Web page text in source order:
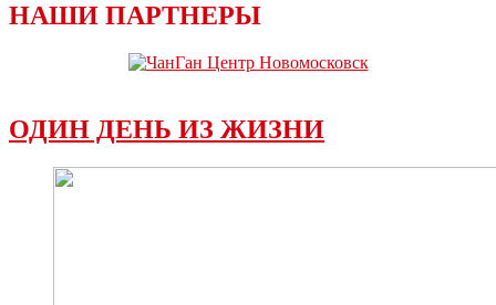
НАШИ ПАРТНЕРЫ
ОДИН ДЕНЬ ИЗ ЖИЗНИ